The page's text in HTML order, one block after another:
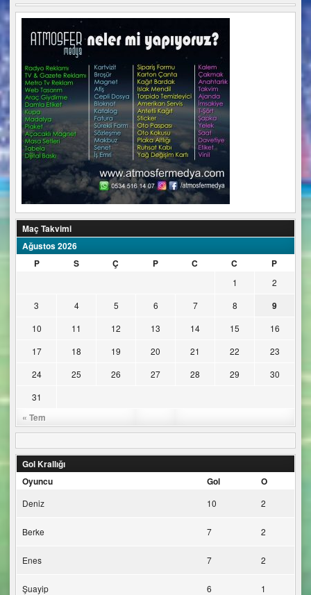
Maç Takvimi
Ağustos 2026
P
S Ç P C C P
« Tem
1
2
3
4 5 6 7 8 9
10 11 12 13 14 15
16
17
18 19 20 21 22
23
24
25 26 27 28 29
30
31
Gol Krallığı
Oyuncu
Gol O
Deniz 10 2
Berke 7 2
Enes 7 2
Şuayip 6 1